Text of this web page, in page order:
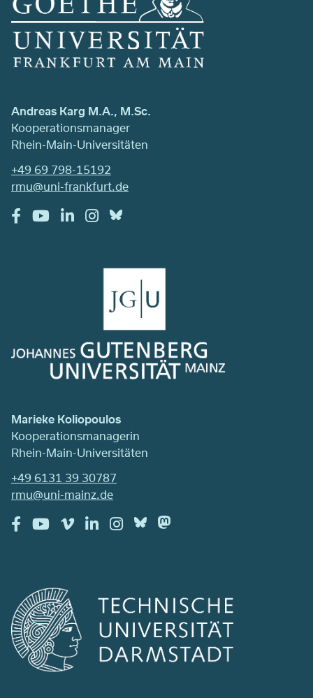
Andreas Karg M.A., M.Sc.
Kooperationsmanager
Rhein-Main-Universitäten
+49 69 798-15192
rmu@uni-frankfurt.de
Marieke Koliopoulos
Kooperationsmanagerin
Rhein-Main-Universitäten
+49 6131 39 30787
rmu@uni-mainz.de